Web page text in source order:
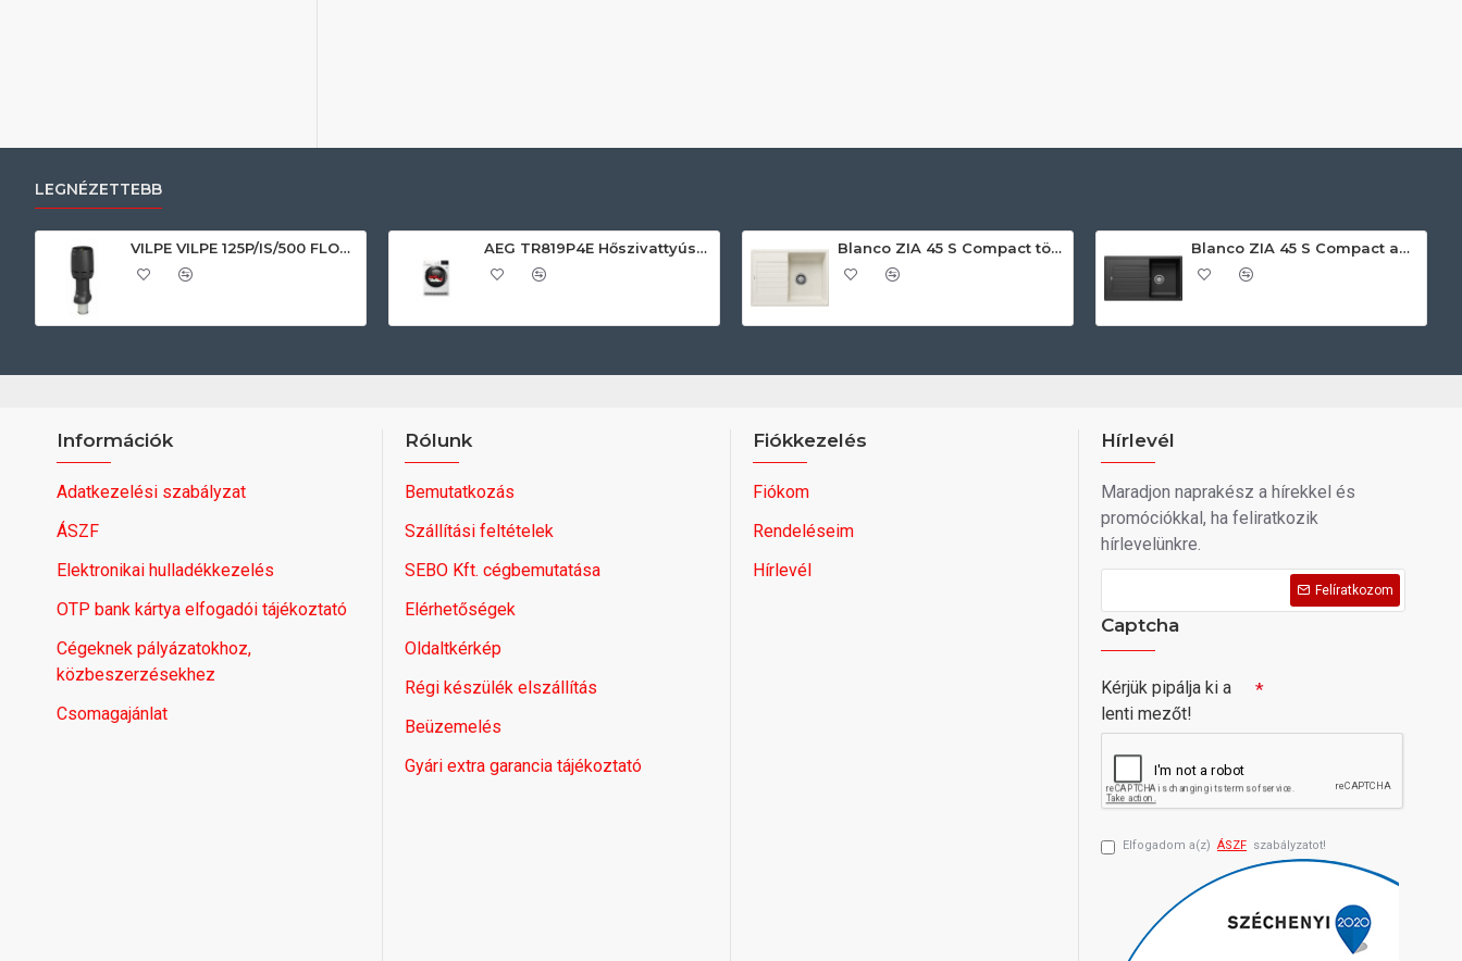
LEGNÉZETTEBB
VILPE VILPE 125P/IS/500 FLOW tetőszellőző, fekete Szellőztető ventilátor tartozékok AEG TR819P4E Hőszivattyús szárítógép Blanco ZIA 45 S Compact törtfehér exc.n. 527197 Gránit mosogatótálca Blanco ZIA 45 S Compact antracit exc.n 524721 Gránit mosogatótálca
Információk
Adatkezelési szabályzat
ÁSZF
Elektronikai hulladékkezelés
OTP bank kártya elfogadói tájékoztató
Cégeknek pályázatokhoz,
közbeszerzésekhez
Csomagajánlat
Rólunk
Bemutatkozás
Szállítási feltételek
SEBO Kft. cégbemutatása
Elérhetőségek
Oldaltkérkép
Régi készülék elszállítás
Beüzemelés
Gyári extra garancia tájékoztató
Fiókkezelés
Fiókom
Rendeléseim
Hírlevél
Hírlevél
Maradjon naprakész a hírekkel és
promóciókkal, ha feliratkozik
hírlevelünkre.
Felíratkozom
Captcha
Kérjük pipálja ki a
lenti mezőt!
Elfogadom a(z) ÁSZF szabályzatot!